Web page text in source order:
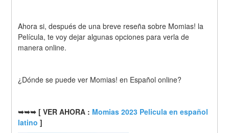
Ahora si, después de una breve reseña sobre Momias! la
Película, te voy dejar algunas opciones para verla de
manera online.
¿Dónde se puede ver Momias! en Español online?
➥➥➥ [ VER AHORA : Momias 2023 Pelicula en español
latino ]